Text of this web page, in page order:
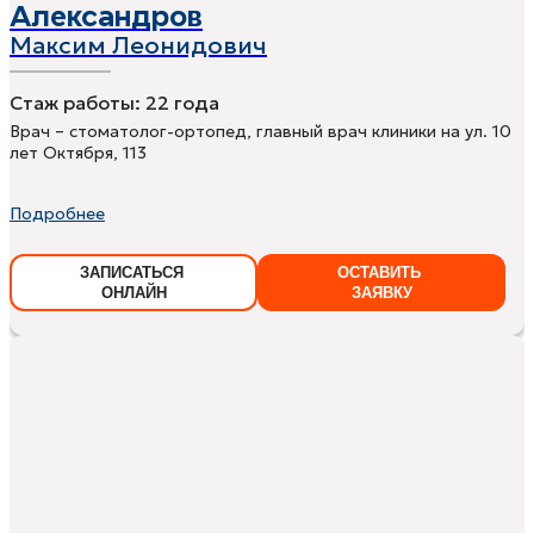
Александров
Максим Леонидович
Стаж работы: 22 года
Врач – стоматолог-ортопед, главный врач клиники на ул. 10
лет Октября, 113
Подробнее
ЗАПИСАТЬСЯ
ОНЛАЙН
ОСТАВИТЬ
ЗАЯВКУ